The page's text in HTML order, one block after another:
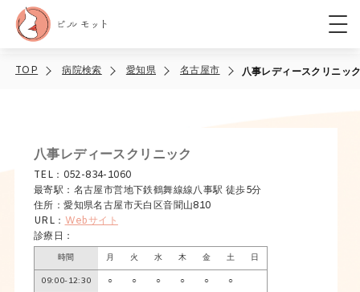
TOP 病院検索 愛知県 名古屋市 八事レディースクリニッ
八事レディースクリニック
TEL：052-834-1060
最寄駅：名古屋市営地下鉄鶴舞線線八事駅 徒歩5分
住所：愛知県名古屋市天白区音聞山810
URL： Webサイト
診療日：
時間 月 火 水 木 金 土 日
09:00-12:30 ○ ○ ○ ○ ○ ○